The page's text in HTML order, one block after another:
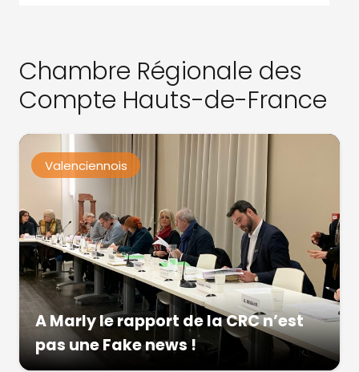
Chambre Régionale des
Compte Hauts-de-France
Valenciennois
A Marly le rapport de la CRC n’est
pas une Fake news !